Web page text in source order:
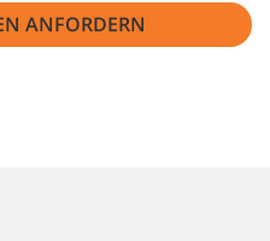
ANFORDERN